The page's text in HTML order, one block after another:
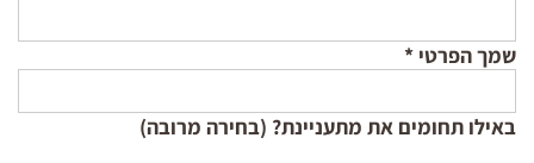
שמך הפרטי *
באילו תחומים את מתעניינת? (בחירה מרובה)